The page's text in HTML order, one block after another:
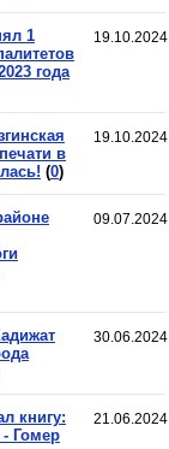
19.10.2024
1
года
19.10.2024
в
(0)
09.07.2024
30.06.2024
21.06.2024
книгу:
Гомер